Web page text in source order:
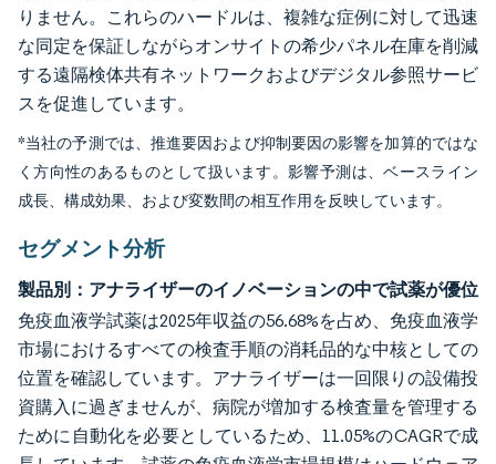
りません。これらのハードルは、複雑な症例に対して迅速
な同定を保証しながらオンサイトの希少パネル在庫を削減
する遠隔検体共有ネットワークおよびデジタル参照サービ
スを促進しています。
*当社の予測では、推進要因および抑制要因の影響を加算的ではな
く方向性のあるものとして扱います。影響予測は、ベースライン
成長、構成効果、および変数間の相互作用を反映しています。
セグメント分析
製品別：アナライザーのイノベーションの中で試薬が優位
免疫血液学試薬は2025年収益の56.68%を占め、免疫血液学
市場におけるすべての検査手順の消耗品的な中核としての
位置を確認しています。アナライザーは一回限りの設備投
資購入に過ぎませんが、病院が増加する検査量を管理する
ために自動化を必要としているため、11.05%のCAGRで成